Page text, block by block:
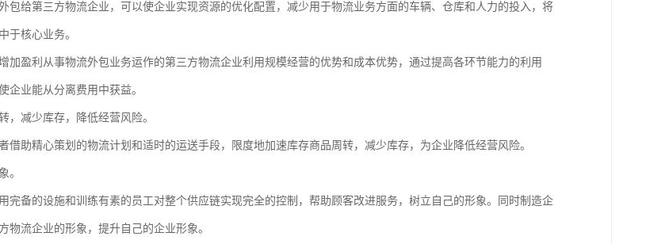
包给第三方物流企业，可以使企业实现资源的优化配置，减少用于物流业务方面的车辆、仓库和人力的投入，将
于核心业务。
加盈利从事物流外包业务运作的第三方物流企业利用规模经营的优势和成本优势，通过提高各环节能力的利用
企业能从分离费用中获益。
，减少库存，降低经营风险。
借助精心策划的物流计划和适时的运送手段，限度地加速库存商品周转，减少库存，为企业降低经营风险。
。
完备的设施和训练有素的员工对整个供应链实现完全的控制，帮助顾客改进服务，树立自己的形象。同时制造企
物流企业的形象，提升自己的企业形象。